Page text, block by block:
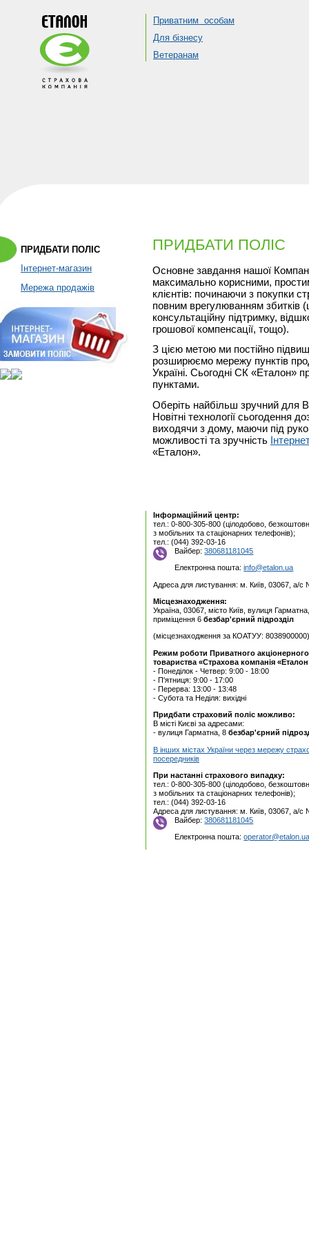
Приватним особам
Для бізнесу
Ветеранам
ПРИДБАТИ ПОЛІС
Інтернет-магазин
Мережа продажів
ПРИДБАТИ ПОЛІС
Основне завдання нашої
максимально корисними,
клієнтів: починаючи з покупки
повним врегулюванням збитків
консультаційну підтримку,
грошової компенсації, тощо).
З цією метою ми постійно
розширюємо мережу пунктів
Україні. Сьогодні СК «Еталон»
пунктами.
Оберіть найбільш зручний для
Новітні технології сьогодення
виходячи з дому, маючи під
можливості та зручність
«Еталон».
Інформаційний центр:
тел.: 0-800-305-800 (цілодобово,
з мобільних та стаціонарних телефонів);
тел.: (044) 392-03-16
Вайбер:380681181045
Електронна пошта:info@etalon.ua
Адреса для листування: м. Київ, 03067, а/с
Місцезнаходження:
Україна, 03067, місто Київ, вулиця
приміщення 6 безбар'єрний підрозділ
(місцезнаходження за КОАТУУ: 8038900000)
Режим роботи Приватного акцiонерного
товариства «Страхова компанія
- Понеділок - Четвер: 9:00 - 18:00
- П'ятниця: 9:00 - 17:00
- Перерва: 13:00 - 13:48
- Субота та Неділя: вихідні
Придбати страховий поліс можливо:
В місті Києві за адресами:
- вулиця Гарматна, 8 безбар'єрний
В інших містах України через мережу
посередників
При настанні страхового випадку:
тел.: 0-800-305-800 (цілодобово,
з мобільних та стаціонарних телефонів);
тел.: (044) 392-03-16
Адреса для листування: м. Київ, 03067, а/с
Вайбер:380681181045
Електронна пошта: